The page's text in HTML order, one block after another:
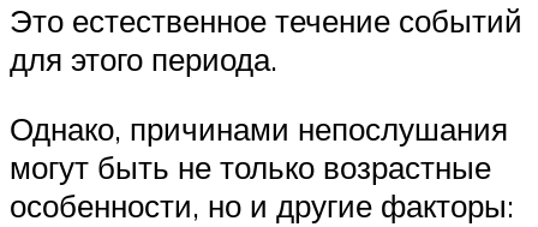
Это естественное течение событий
для этого периода.
Однако, причинами непослушания
могут быть не только возрастные
особенности, но и другие факторы: